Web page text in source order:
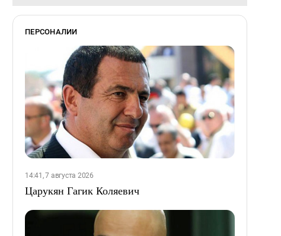
ПЕРСОНАЛИИ
14:41, 7 августа 2026
Царукян Гагик Коляевич